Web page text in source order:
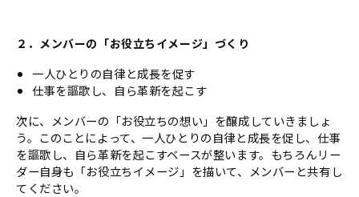
２．メンバーの「お役立ちイメージ」づくり
一人ひとりの自律と成長を促す
仕事を謳歌し、自ら革新を起こす
次に、メンバーの「お役立ちの想い」を醸成していきましょ
う。このことによって、一人ひとりの自律と成長を促し、仕事
を謳歌し、自ら革新を起こすベースが整います。もちろんリー
ダー自身も「お役立ちイメージ」を描いて、メンバーと共有し
てください。